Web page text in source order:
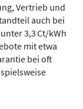
Vertrieb und
auch bei
3,3 Ct/kWh
mit etwa
bei oft